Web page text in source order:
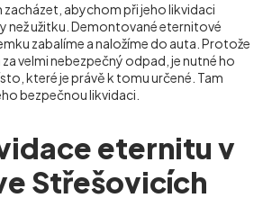
zacházet, abychom při jeho likvidaci
než užitku. Demontované eternitové
zabalíme a naložíme do auta. Protože
velmi nebezpečný odpad, je nutné ho
které je právě k tomu určené. Tam
bezpečnou likvidaci.
eternitu v
Střešovicích